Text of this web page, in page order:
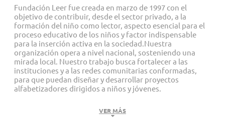
Proyectos personalizados
Fundación Leer fue creada en marzo de 1997 con el
objetivo de contribuir, desde el sector privado, a la
formación del niño como lector, aspecto esencial para el
proceso educativo de los niños y factor indispensable
para la inserción activa en la sociedad.Nuestra
organización opera a nivel nacional, sosteniendo una
mirada local. Nuestro trabajo busca fortalecer a las
instituciones y a las redes comunitarias conformadas,
para que puedan diseñar y desarrollar proyectos
alfabetizadores dirigidos a niños y jóvenes.
VER MÁS